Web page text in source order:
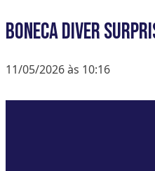
BONECA DIVER
11/05/2026 às 10:16